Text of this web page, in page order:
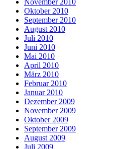
November 2010
Oktober 2010
September 2010
August 2010
Juli 2010
Juni 2010
Mai 2010
April 2010
März 2010
Februar 2010
Januar 2010
Dezember 2009
November 2009
Oktober 2009
September 2009
August 2009
Juli 2009